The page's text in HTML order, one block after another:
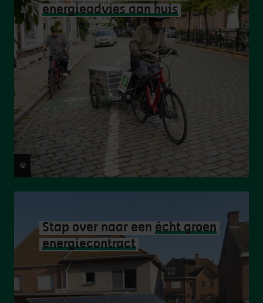
energieadvies aan huis
© Jasper Leonard
Stap over naar een écht groen
energiecontract